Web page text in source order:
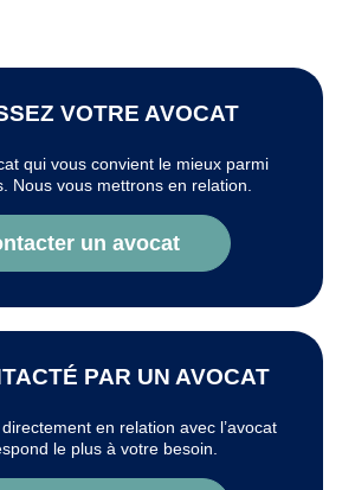
VOTRE AVOCAT
qui vous convient le mieux parmi
Nous vous mettrons en relation.
un avocat
PAR UN AVOCAT
en relation avec l’avocat
le plus à votre besoin.